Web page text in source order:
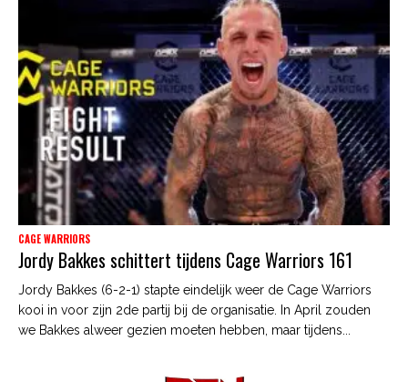
CAGE WARRIORS
Jordy Bakkes schittert tijdens Cage Warriors 161
Jordy Bakkes (6-2-1) stapte eindelijk weer de Cage Warriors
kooi in voor zijn 2de partij bij de organisatie. In April zouden
we Bakkes alweer gezien moeten hebben, maar tijdens...